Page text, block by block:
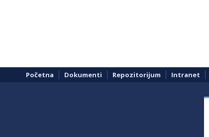
Početna Dokumenti Repozitorijum Intranet